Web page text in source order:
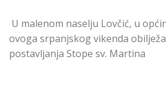
U malenom naselju Lovčić, u
ovoga srpanjskog vikenda
postavljanja Stope sv. Martina